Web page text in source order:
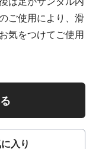
ご使用により、滑
気をつけてご使用
入り